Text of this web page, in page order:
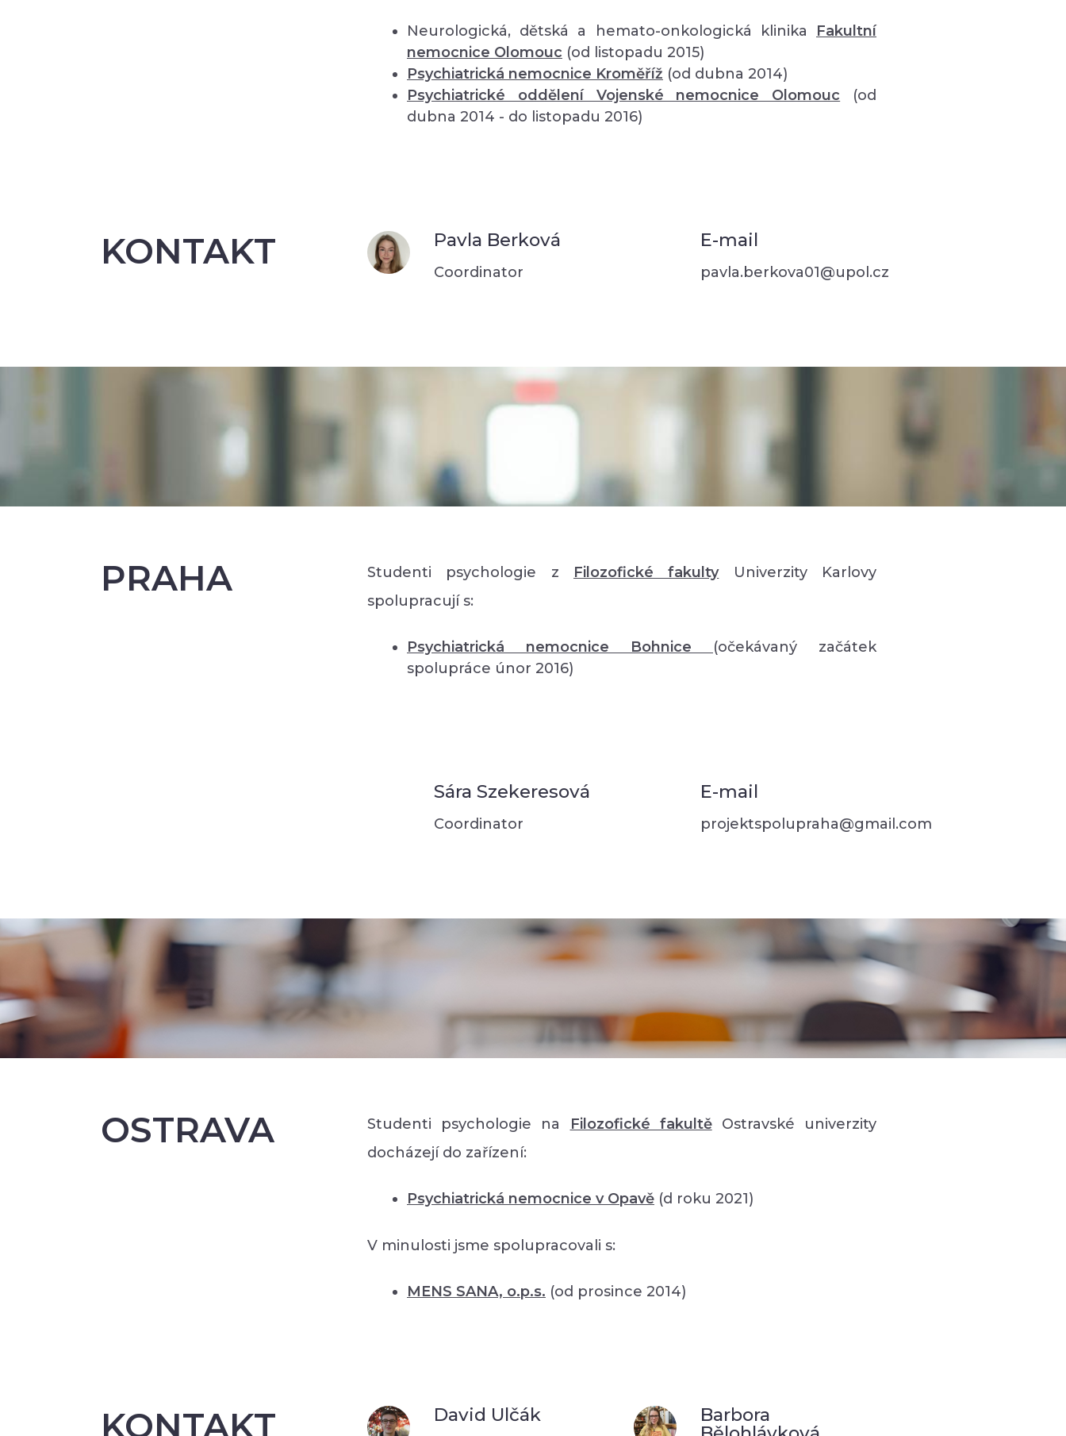
Neurologická, dětská a hemato-onkologická klinika Fakultní
nemocnice Olomouc (od listopadu 2015)
Psychiatrická nemocnice Kroměříž (od dubna 2014)
Psychiatrické oddělení Vojenské nemocnice Olomouc (od
dubna 2014 - do listopadu 2016)
KONTAKT Pavla Berková
Coordinator
E-mail
pavla.berkova01@upol.cz
PRAHA Studenti psychologie z Filozofické fakulty
Univerzity Karlovy
spolupracují s:
Psychiatrická nemocnice Bohnice (očekávaný začátek
spolupráce únor 2016)
Sára Szekeresová
Coordinator
E-mail
projektspolupraha@gmail.com
OSTRAVA Studenti psychologie na Filozofické fakultěOstravské univerzity
docházejí do zařízení:
Psychiatrická nemocnice v Opavě (d roku 2021)
V minulosti jsme spolupracovali s:
MENS SANA, o.p.s. (od prosince 2014)
KONTAKT David Ulčák
Barbora